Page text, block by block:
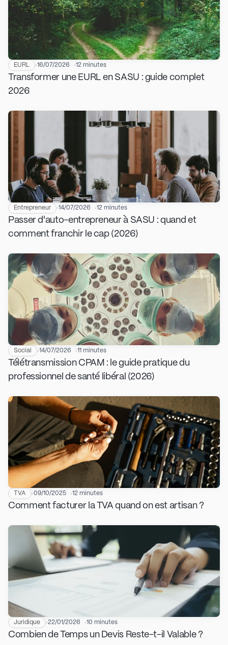
EURL 16/07/2026 12 minutes
Transformer une EURL en SASU : guide complet
2026
Entrepreneur 14/07/2026 12 minutes
Passer d'auto-entrepreneur à SASU : quand et
comment franchir le cap (2026)
Social 14/07/2026 11 minutes
Télétransmission CPAM : le guide pratique du
professionnel de santé libéral (2026)
TVA 09/10/2025 12 minutes
Comment facturer la TVA quand on est artisan ?
Juridique 22/01/2026 10 minutes
Combien de Temps un Devis Reste-t-il Valable ?